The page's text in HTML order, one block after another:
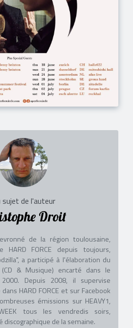
sujet de l'auteur
Droit
de la région toulousaine,
HARD FORCE depuis toujours,
a participé à l'élaboration du
& Musique) encarté dans le
Depuis 2008, il supervise
HARD FORCE et sur Facebook
émissions sur HEAVY1,
tous les vendredis soirs,
discographique de la semaine.